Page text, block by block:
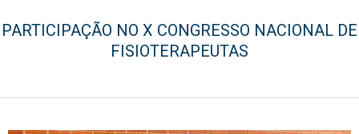
PARTICIPAÇÃO NO X CONGRESSO NACIONAL DE
FISIOTERAPEUTAS